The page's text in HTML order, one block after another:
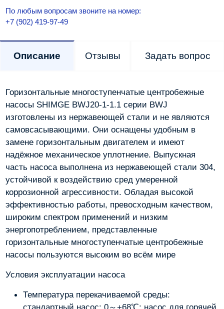
По любым вопросам звоните на номер:
+7 (902) 419-97-49
Описание Отзывы Задать вопрос
Горизонтальные многоступенчатые центробежные
насосы SHIMGE BWJ20-1-1.1 серии BWJ
изготовлены из нержавеющей стали и не являются
самовсасывающими. Они оснащены удобным в
замене горизонтальным двигателем и имеют
надёжное механическое уплотнение. Выпускная
часть насоса выполнена из нержавеющей стали 304,
устойчивой к воздействию сред умеренной
коррозионной агрессивности. Обладая высокой
эффективностью работы, превосходным качеством,
широким спектром применений и низким
энергопотреблением, представленные
горизонтальные многоступенчатые центробежные
насосы пользуются высоким во всём мире
Условия эксплуатации насоса
Температура перекачиваемой среды:
стандартный насос: 0～+68℃; насос для горячей